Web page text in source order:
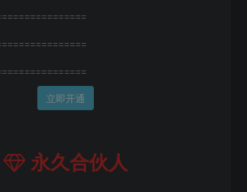
立即开通
永久合伙人